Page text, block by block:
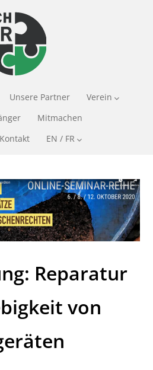
Unsere Partner
Verein
Mitmachen
Kontakt EN / FR
Reparatur
von